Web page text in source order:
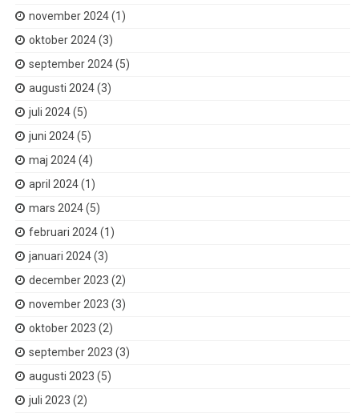
november 2024(1)
oktober 2024(3)
september 2024(5)
augusti 2024(3)
juli 2024(5)
juni 2024(5)
maj 2024(4)
april 2024(1)
mars 2024(5)
februari 2024(1)
januari 2024(3)
december 2023 (2)
november 2023 (3)
oktober 2023 (2)
september 2023 (3)
augusti 2023 (5)
juli 2023 (2)